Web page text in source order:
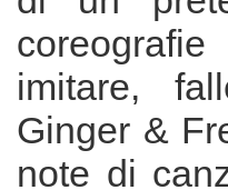
imitare,
Ginger &
note di